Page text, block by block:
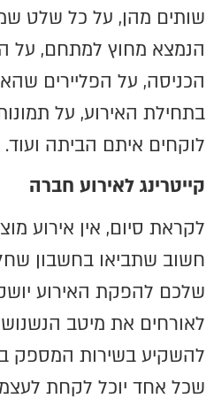
שותים מהן, על כל שלט
הנמצא מחוץ למתחם, על
הכניסה, על הפליירים
בתחילת האירוע, על
לוקחים איתם הביתה ועוד.
קייטרינג לאירוע חברה
לקראת סיום, אין אירוע
חשוב שתביאו בחשבון
שלכם להפקת האירוע
לאורחים את מיטב
להשקיע בשירות המספק
שכל אחד יוכל לקחת